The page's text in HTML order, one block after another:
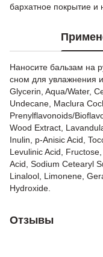
бархатное покрытие и
Наносите бальзам на
сном для увлажнения и
Glycerin, Aqua/Water,
Undecane, Maclura
Prenylflavonoids/
Wood Extract,
Inulin, p-Anisic Acid,
Levulinic Acid,
Acid, Sodium Cetearyl
Linalool, Limonene,
Hydroxide.
Отзывы